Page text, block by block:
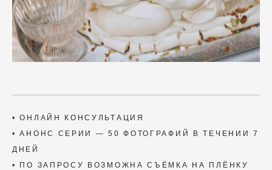
• ОНЛАЙН КОНСУЛЬТАЦИЯ
• АНОНС СЕРИИ — 50 ФОТОГРАФИЙ В ТЕЧЕНИИ 7
ДНЕЙ
• ПО ЗАПРОСУ ВОЗМОЖНА СЪЁМКА НА ПЛЁНКУ